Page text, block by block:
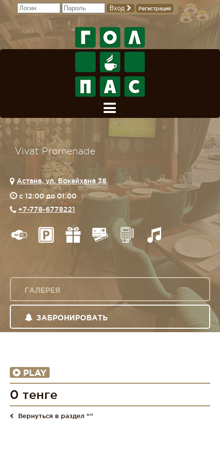
Вход Регистрация
Vivat Promenade
Астана, ул. Бокейхана 38
c 12:00 до 01:00
+7-778-6778221
ГАЛЕРЕЯ
ЗАБРОНИРОВАТЬ
PLAY
0 тенге
Вернуться в раздел “”